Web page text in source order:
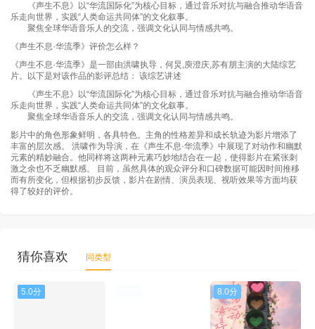
《声生不息》以“华流国际化”为核心目标，通过音乐对抗与融合推动华语音
乐走向世界，实践“人类命运共同体”的文化叙事。
聚焦全球华语音乐人的交流，强调文化认同与情感共鸣。
《声生不息·华流季》评价怎么样？
《声生不息·华流季》是一部由洪啸执导，何炅,庾澄庆,苏有朋主演的大陆综艺
片。以下是对该作品的影评总结： 该综艺讲述
《声生不息》以“华流国际化”为核心目标，通过音乐对抗与融合推动华语音
乐走向世界，实践“人类命运共同体”的文化叙事。
聚焦全球华语音乐人的交流，强调文化认同与情感共鸣。
影片中的角色形象鲜明，各具特色。主角的性格差异和成长轨迹为影片增添了
丰富的层次感。 洪啸作为导演，在《声生不息·华流季》中展现了对动作和幽默
元素的精妙融合。他同样将这两种元素巧妙地结合在一起，使得影片在紧张刺
激之余也不乏幽默感。 目前，虽然具体的观众评分和口碑数据可能因时间推移
而有所变化，但根据初步反馈，影片在剧情、演员表现、视听效果等方面均获
得了较好的评价。
猜你喜欢 同类型
5.0分 8.0分